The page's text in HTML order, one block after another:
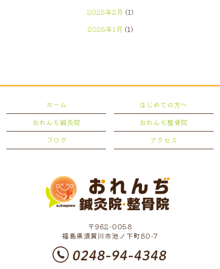
2025年2月 (1)
2025年1月 (1)
2024年3月(1)
2024年2月(1)
2023年12月(1)
2022年11月(4)
2022年10月(1)
2022年7月(1)
2022年6月(3)
ホーム
はじめての方へ
おれんぢ鍼灸院
おれんぢ整骨院
ブログ
アクセス
〒962-0058
福島県須賀川市池ノ下町80-7